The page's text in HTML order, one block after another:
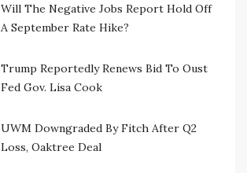
Will The Negative Jobs Report Hold Off
A September Rate Hike?
Trump Reportedly Renews Bid To Oust
Fed Gov. Lisa Cook
UWM Downgraded By Fitch After Q2
Loss, Oaktree Deal